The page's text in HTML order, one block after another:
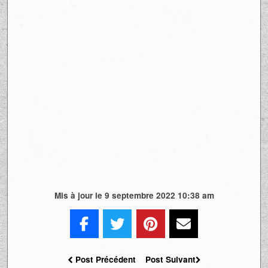
Mis à jour le 9 septembre 2022 10:38 am
Post Précédent Post Suivant